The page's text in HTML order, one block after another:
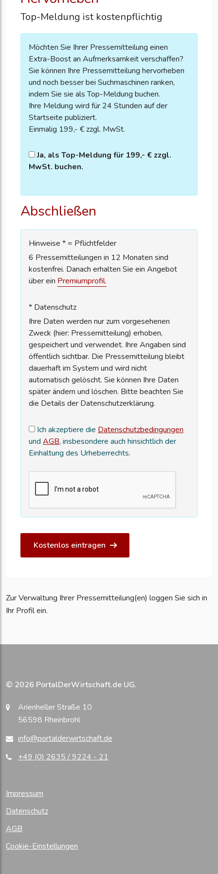
Top-Meldung ist kostenpflichtig
Möchten Sie Ihrer Pressemitteilung einen
Extra-Boost an Aufmerksamkeit verschaffen?
Sie können Ihre Pressemitteilung hervorheben
und noch besser bei Suchmaschinen ranken,
indem Sie sie als Top-Meldung buchen.
Ihre Meldung wird für 24 Stunden auf der
Startseite publiziert.
Einmalig 199,- € zzgl. MwSt.
Ja, als Top-Meldung für 199,- € zzgl.
MwSt. buchen.
Abschließen
Hinweise * = Pflichtfelder
6 Pressemitteilungen in 12 Monaten sind
kostenfrei. Danach erhalten Sie ein Angebot
über ein Premiumprofil.
* Datenschutz
Ihre Daten werden nur zum vorgesehenen
Zweck (hier: Pressemitteilung) erhoben,
gespeichert und verwendet. Ihre Angaben sind
öffentlich sichtbar. Die Pressemitteilung bleibt
dauerhaft im System und wird nicht
automatisch gelöscht. Sie können Ihre Daten
später ändern und löschen. Bitte beachten Sie
die Details der Datenschutzerklärung.
Ich akzeptiere die Datenschutzbedingungen
und AGB, insbesondere auch hinsichtlich der
Einhaltung des Urheberrechts.
Kostenlos eintragen
Zur Verwaltung Ihrer Pressemitteilung(en) loggen Sie sich in
Ihr Profil ein.
© 2026 PortalDerWirtschaft.de UG.
Arienheller Straße 10
56598 Rheinbrohl
info@portalderwirtschaft.de
+49 (0) 2635 / 9224 - 21
Impressum
Datenschutz
AGB
Cookie-Einstellungen